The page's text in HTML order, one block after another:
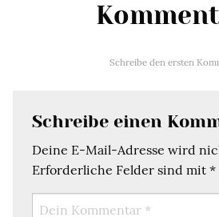
Schreibe den ersten
Schreibe einen
Deine E-Mail-Adresse wird
Erforderliche Felder sind mit *